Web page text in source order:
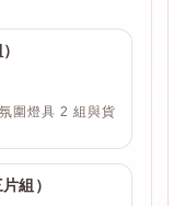
圍燈具 2 組與貨
組）